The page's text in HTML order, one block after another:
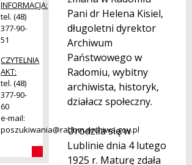
INFORMACJA:
tel. (48)
377-90-
51
CZYTELNIA
AKT:
tel. (48)
377-90-
60
e-mail:
poszukiwania@radom.archiwa.gov.pl
Pani dr Helena Kisiel,
długoletni dyrektor
Archiwum
Państwowego w
Radomiu, wybitny
archiwista, historyk,
działacz społeczny.
Urodziła się w
Lublinie dnia 4 lutego
1925 r. Maturę zdała